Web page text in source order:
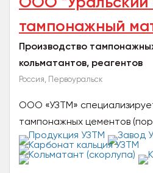
тампонажный
Производство
кольматантов, реагентов
Россия, Первоуральск
ООО «УЗТМ»
тампонажных цементов
кольматантов, буровых
для буровых...